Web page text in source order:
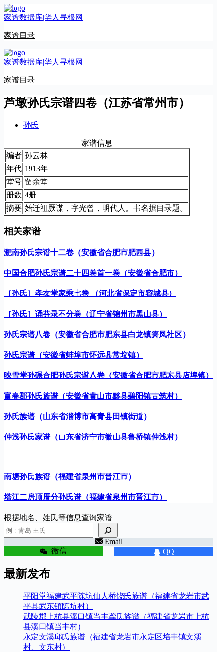
跳
至
容
家谱数据库|华人寻根网
家谱目录
家谱数据库|华人寻根网
家谱目录
芦墩孙氏宗谱四卷（江苏省常州市）
孙氏
家谱信息
编者 孙云林
年代 1913年
堂号 留余堂
册数 4册
摘要 始迁祖厥谋，字光曾，明代人。书名据目录题。
相关家谱
淝南孙氏宗谱十二卷（安徽省合肥市肥西县）
中国合肥孙氏宗谱二十四卷首一卷（安徽省合肥市）
［孙氏］孝友堂家乘七卷 （河北省保定市容城县）
［孙氏］诵芬录不分卷（辽宁省锦州市黑山县）
孙氏宗谱八卷（安徽省合肥市肥东县白龙镇箫凤社区）
孙氏宗谱（安徽省蚌埠市怀远县常坟镇）
映雪堂孙碾合肥孙氏宗谱八卷（安徽省合肥市肥东县店埠镇）
富春郡孙氏族谱（安徽省黄山市黟县碧阳镇古筑村）
孙氏族谱（山东省淄博市高青县田镇街道）
仲浅孙氏家谱（山东省济宁市微山县鲁桥镇仲浅村）
南塘孙氏族谱（福建省泉州市晋江市）
塔江二房顶厝分孙氏谱（福建省泉州市晋江市）
根据地名、姓氏等信息查询家谱
Email
微信 QQ
最新发布
平阳堂福建武平陈坑仙人桥饶氏族谱（福建省龙岩市武
平县武东镇陈坑村）
武陵郡上杭县溪口镇当丰龚氏族谱（福建省龙岩市上杭
县溪口镇当丰村）
永定文溪邱氏族谱（福建省龙岩市永定区培丰镇文溪
村、文东村）